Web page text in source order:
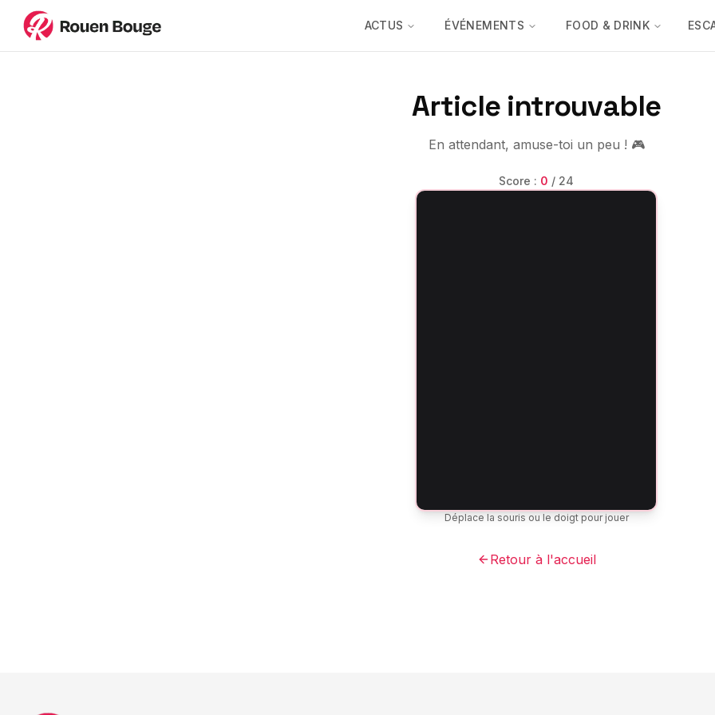
ACTUS ÉVÉNEMENTS FOOD & DRINK
Article introuvable
En attendant, amuse-toi un peu ! 🎮
Score : 0 / 24
Déplace la souris ou le doigt pour jouer
Retour à l'accueil